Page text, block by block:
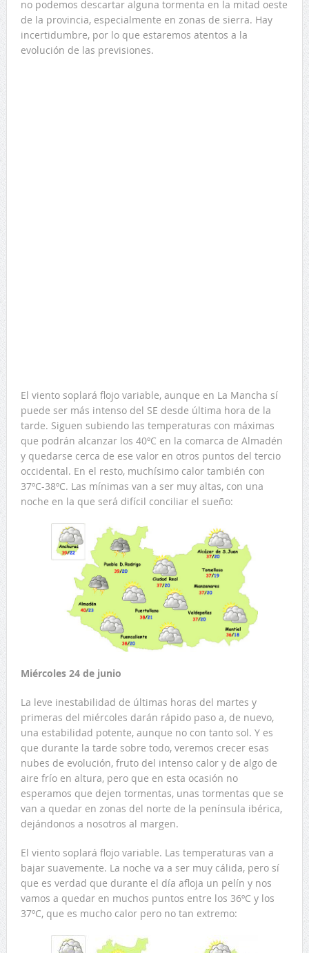
no podemos descartar alguna tormenta en la mitad oeste
de la provincia, especialmente en zonas de sierra. Hay
incertidumbre, por lo que estaremos atentos a la
evolución de las previsiones.
El viento soplará flojo variable, aunque en La Mancha sí
puede ser más intenso del SE desde última hora de la
tarde. Siguen subiendo las temperaturas con máximas
que podrán alcanzar los 40ºC en la comarca de Almadén
y quedarse cerca de ese valor en otros puntos del tercio
occidental. En el resto, muchísimo calor también con
37ºC-38ºC. Las mínimas van a ser muy altas, con una
noche en la que será difícil conciliar el sueño:
Miércoles 24 de junio
La leve inestabilidad de últimas horas del martes y
primeras del miércoles darán rápido paso a, de nuevo,
una estabilidad potente, aunque no con tanto sol. Y es
que durante la tarde sobre todo, veremos crecer esas
nubes de evolución, fruto del intenso calor y de algo de
aire frío en altura, pero que en esta ocasión no
esperamos que dejen tormentas, unas tormentas que se
van a quedar en zonas del norte de la península ibérica,
dejándonos a nosotros al margen.
El viento soplará flojo variable. Las temperaturas van a
bajar suavemente. La noche va a ser muy cálida, pero sí
que es verdad que durante el día afloja un pelín y nos
vamos a quedar en muchos puntos entre los 36ºC y los
37ºC, que es mucho calor pero no tan extremo: